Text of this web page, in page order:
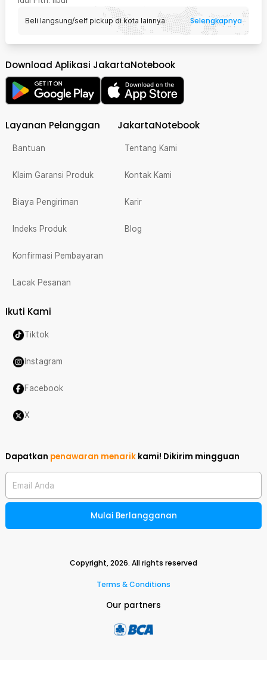
Beli langsung/self pickup di kota lainnya Selengkapnya
Download Aplikasi JakartaNotebook
Layanan Pelanggan
Bantuan
Klaim Garansi Produk
Biaya Pengiriman
Indeks Produk
Konfirmasi Pembayaran
Lacak Pesanan
JakartaNotebook
Tentang Kami
Kontak Kami
Karir
Blog
Ikuti Kami
Tiktok
Instagram
Facebook
X
Dapatkan penawaran menarik kami! Dikirim mingguan
Email Anda
Mulai Berlangganan
Copyright,2026. All rights reserved
Terms & Conditions
Our partners